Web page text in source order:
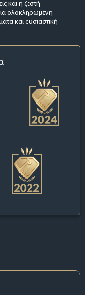
και η ζεστή
ολοκληρωμένη
και ουσιαστική